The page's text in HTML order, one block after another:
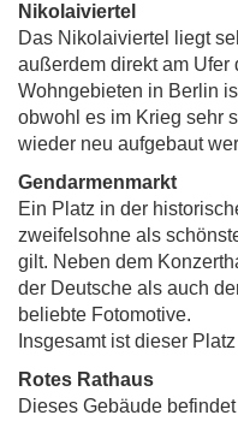
Nikolaiviertel
Das Nikolaiviertel liegt
außerdem direkt am Ufer
Wohngebieten in Berlin
obwohl es im Krieg sehr
wieder neu aufgebaut
Gendarmenmarkt
Ein Platz in der
zweifelsohne als
gilt. Neben dem
der Deutsche als auch
beliebte Fotomotive.
Insgesamt ist dieser
Rotes Rathaus
Dieses Gebäude